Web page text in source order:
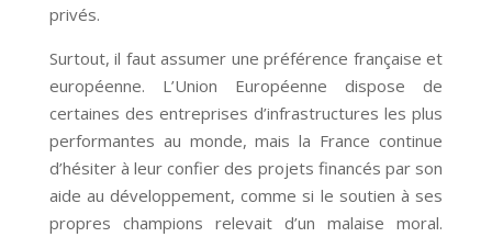
privés.
Surtout, il faut assumer une préférence française et
européenne. L’Union Européenne dispose de
certaines des entreprises d’infrastructures les plus
performantes au monde, mais la France continue
d’hésiter à leur confier des projets financés par son
aide au développement, comme si le soutien à ses
propres champions relevait d’un malaise moral.